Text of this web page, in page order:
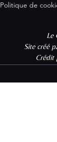
Politique de
Le
Site créé
Crédit